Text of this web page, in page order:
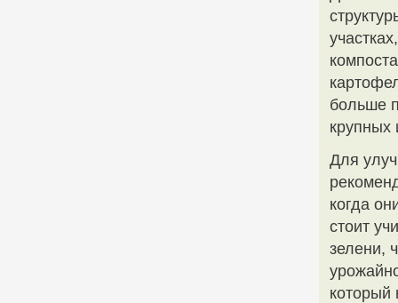
больше
крупных
Для
когда
стоит
зелени,
который